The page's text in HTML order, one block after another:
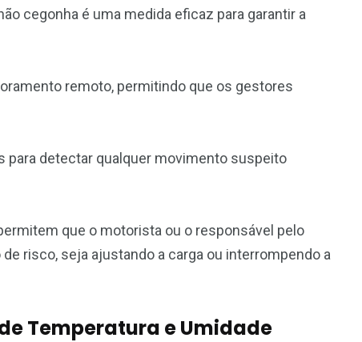
cegonha é uma medida eficaz para garantir a
remoto, permitindo que os gestores
para detectar qualquer movimento suspeito
que o motorista ou o responsável pelo
risco, seja ajustando a carga ou interrompendo a
Temperatura e Umidade